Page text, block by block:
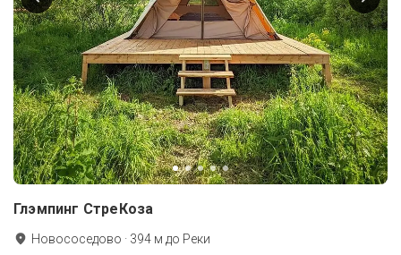
Глэмпинг СтреКоза
Новососедово · 394 м до Реки